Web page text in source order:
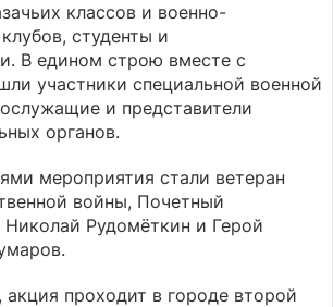
классов и военно-
студенты и
В едином строю вместе с
участники специальной военной
и представители
органов.
мероприятия стали ветеран
войны, Почетный
Рудомёткин и Герой
проходит в городе второй